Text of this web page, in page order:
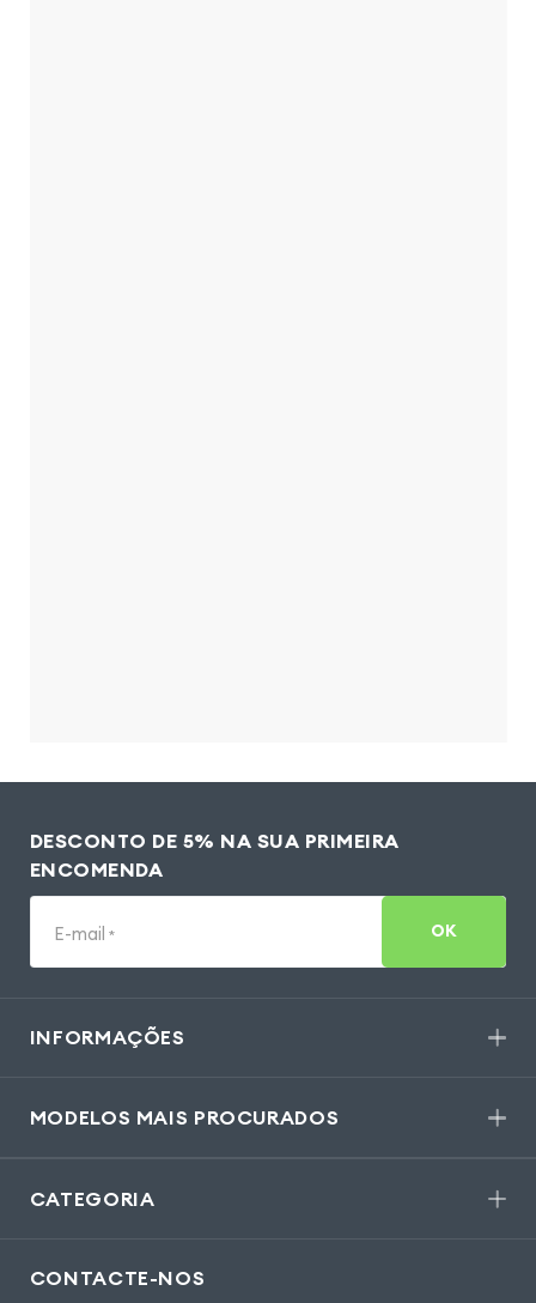
DESCONTO DE 5% NA SUA PRIMEIRA
ENCOMENDA
E-mail * OK
INFORMAÇÕES
MODELOS MAIS PROCURADOS
CATEGORIA
CONTACTE-NOS